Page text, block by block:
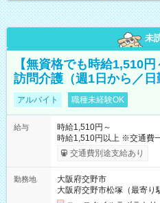
未
【無資格でも時給1,510
訪問介護（週1日から／
アルバイト 職種未経験OK
給与
時給1,510円～
時給1,510円以上 ※交通費
考慮して決定します 【収入例】 週1回勤務の場合：1,510円×8時
間×4回=4万8,320円 週3回勤務の場合：1,510円×8時間×12回
1,600円 【試用期間】試用期間あり 試用期間の長さ：2ヶ月
※ 雇用形態と給与に、本採
交通費別途支給あり
勤務地
大阪府交野市
大阪府交野市松塚（最寄り